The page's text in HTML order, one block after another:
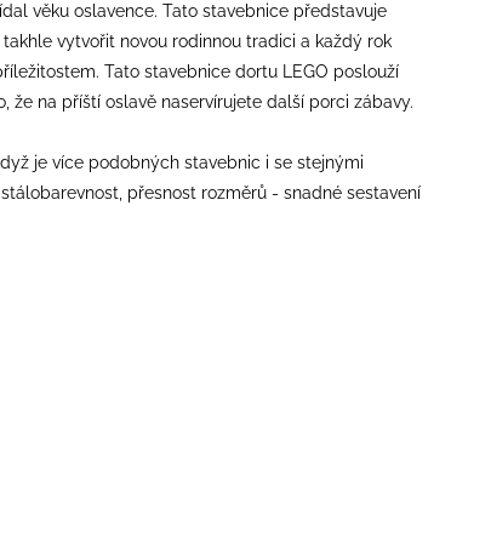
věku oslavence. Tato stavebnice představuje
vytvořit novou rodinnou tradici a každý rok
Tato stavebnice dortu LEGO poslouží
že na příští oslavě naservírujete další porci zábavy.
je více podobných stavebnic i se stejnými
přesnost rozměrů - snadné sestavení